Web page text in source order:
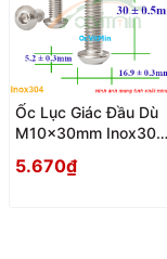
Ốc Lục Giác Đầu Dù
M10x30mm Inox304
5.670₫